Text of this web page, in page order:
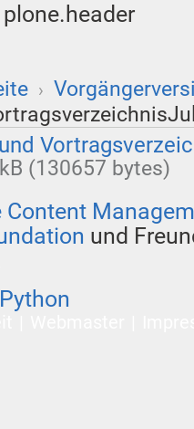
›
(130657 bytes)
Content
und